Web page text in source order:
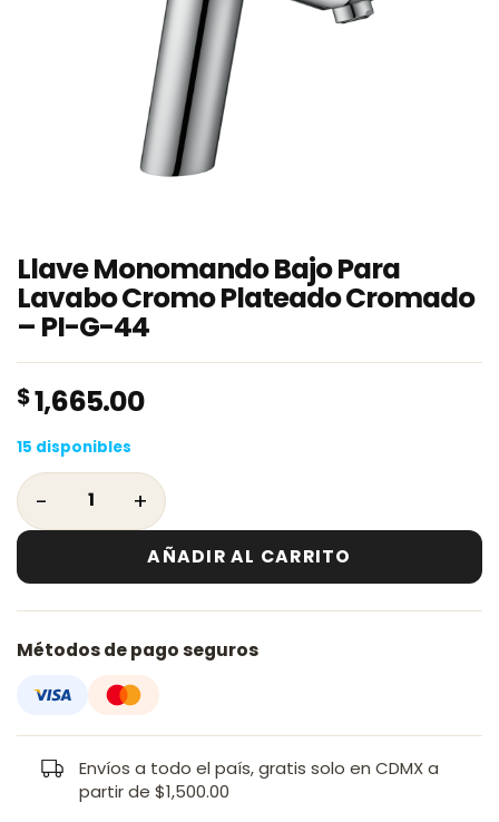
Llave Monomando Bajo Para
Lavabo Cromo Plateado Cromado
– PI-G-44
$1,665.00
15 disponibles
Llave Monomando Bajo Para Lavabo
AÑADIR AL CARRITO
Métodos de pago seguros
Envíos a todo el país, gratis solo en CDMX a
partir de $1,500.00